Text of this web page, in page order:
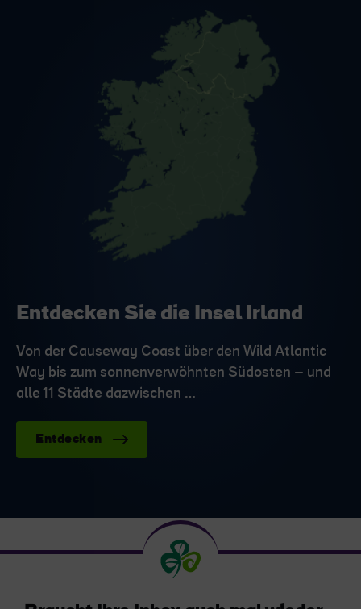
Entdecken Sie die Insel Irland
Von der Causeway Coast über den Wild Atlantic
Way bis zum sonnenverwöhnten Südosten – und
alle 11 Städte dazwischen …
Entdecken